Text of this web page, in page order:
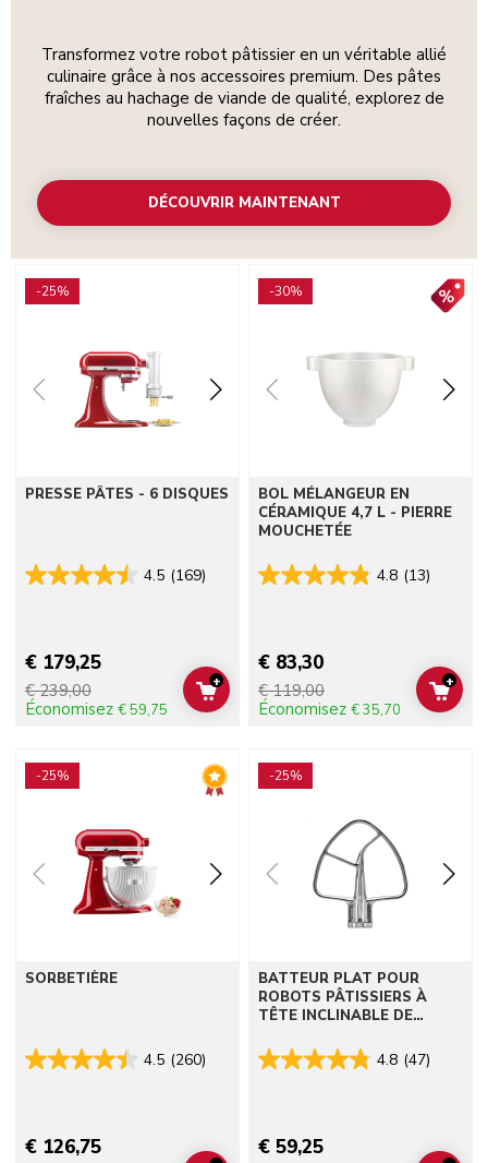
Transformez votre robot pâtissier en un véritable allié
culinaire grâce à nos accessoires premium. Des pâtes
fraîches au hachage de viande de qualité, explorez de
nouvelles façons de créer.
DÉCOUVRIR MAINTENANT
-25%
PRESSE PÂTES - 6 DISQUES
4.5 (169)
€ 179,25
€ 239,00
Économisez € 59,75
ADD TO CART
+
-30%
BOL MÉLANGEUR EN
CÉRAMIQUE 4,7 L - PIERRE
MOUCHETÉE
4.8 (13)
€ 83,30
€ 119,00
Économisez € 35,70
ADD
+
-25%
SORBETIÈRE
4.5 (260)
€ 126,75
-25%
BATTEUR PLAT POUR
ROBOTS PÂTISSIERS À
TÊTE INCLINABLE DE
INOXYDABLE
4.8 (47)
€ 59,25